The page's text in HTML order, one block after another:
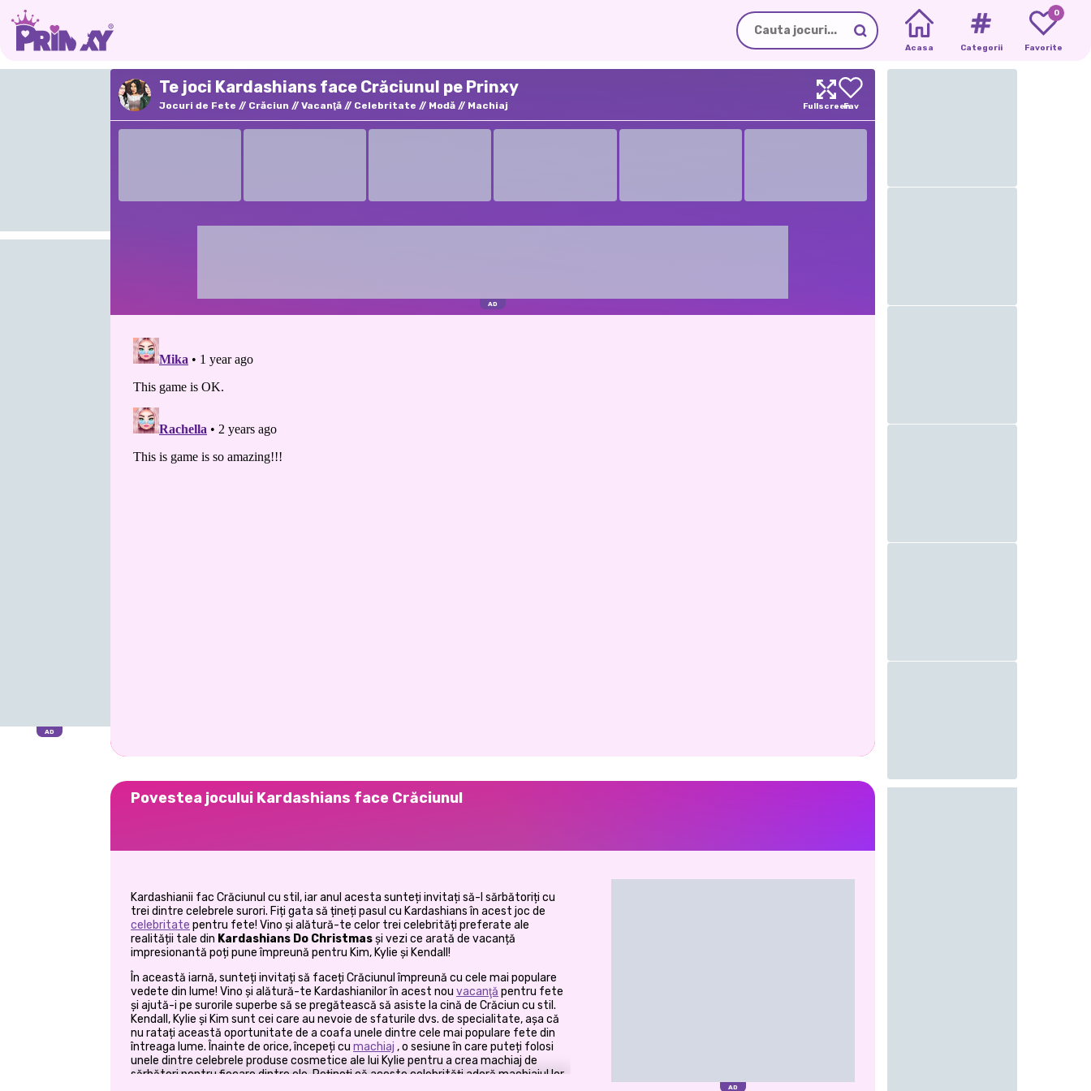
Acasa Categorii
0
Favorite
Te joci Kardashians face Crăciunul pe Prinxy
Jocuri de Fete Crăciun Vacanţă Celebritate Modă Machiaj
Povestea jocului Kardashians face Crăciunul
Kardashianii fac Crăciunul cu stil, iar anul acesta sunteți invitați să-l sărbătoriți cu
trei dintre celebrele surori. Fiți gata să țineți pasul cu Kardashians în acest joc de
celebritate pentru fete! Vino și alătură-te celor trei celebrități preferate ale
realității tale din Kardashians Do Christmasși vezi ce arată de vacanță
impresionantă poți pune împreună pentru Kim, Kylie și Kendall!
În această iarnă, sunteți invitați să faceți Crăciunul împreună cu cele mai populare
vedete din lume! Vino și alătură-te Kardashianilor în acest nou vacanţă pentru fete
și ajută-i pe surorile superbe să se pregătească să asiste la cină de Crăciun cu stil.
Kendall, Kylie și Kim sunt cei care au nevoie de sfaturile dvs. de specialitate, așa că
nu ratați această oportunitate de a coafa unele dintre cele mai populare fete din
întreaga lume. Înainte de orice, începeți cu machiaj , o sesiune în care puteți folosi
unele dintre celebrele produse cosmetice ale lui Kylie pentru a crea machiaj de
sărbători pentru fiecare dintre ele. Rețineți că aceste celebrități adoră machiajul lor